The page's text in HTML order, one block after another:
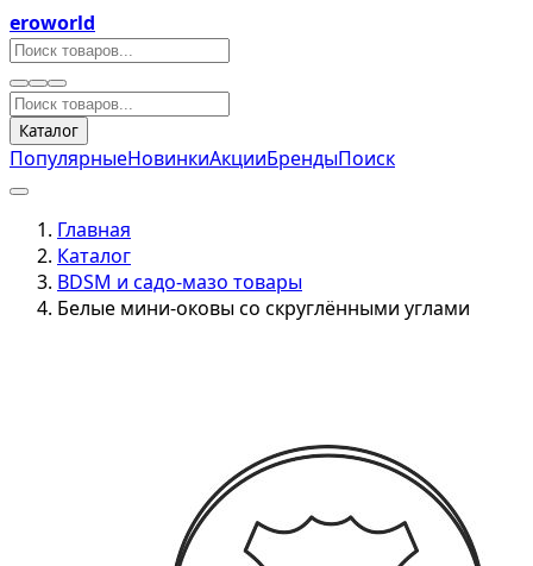
eroworld
Каталог
ПопулярныеНовинкиАкцииБрендыПоиск
Главная
Каталог
BDSM и садо-мазо товары
Белые мини-оковы со скруглёнными углами